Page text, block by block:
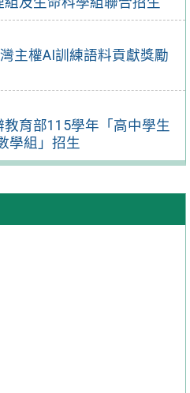
主權AI訓練語料貢獻獎勵
育部115學年「高中學生
學組」招生